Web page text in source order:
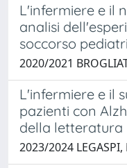
L'infermiere e il
analisi
soccorso
2020/2021
L'infermiere e il
pazienti con
della letteratura
2023/2024 LEGASPI,